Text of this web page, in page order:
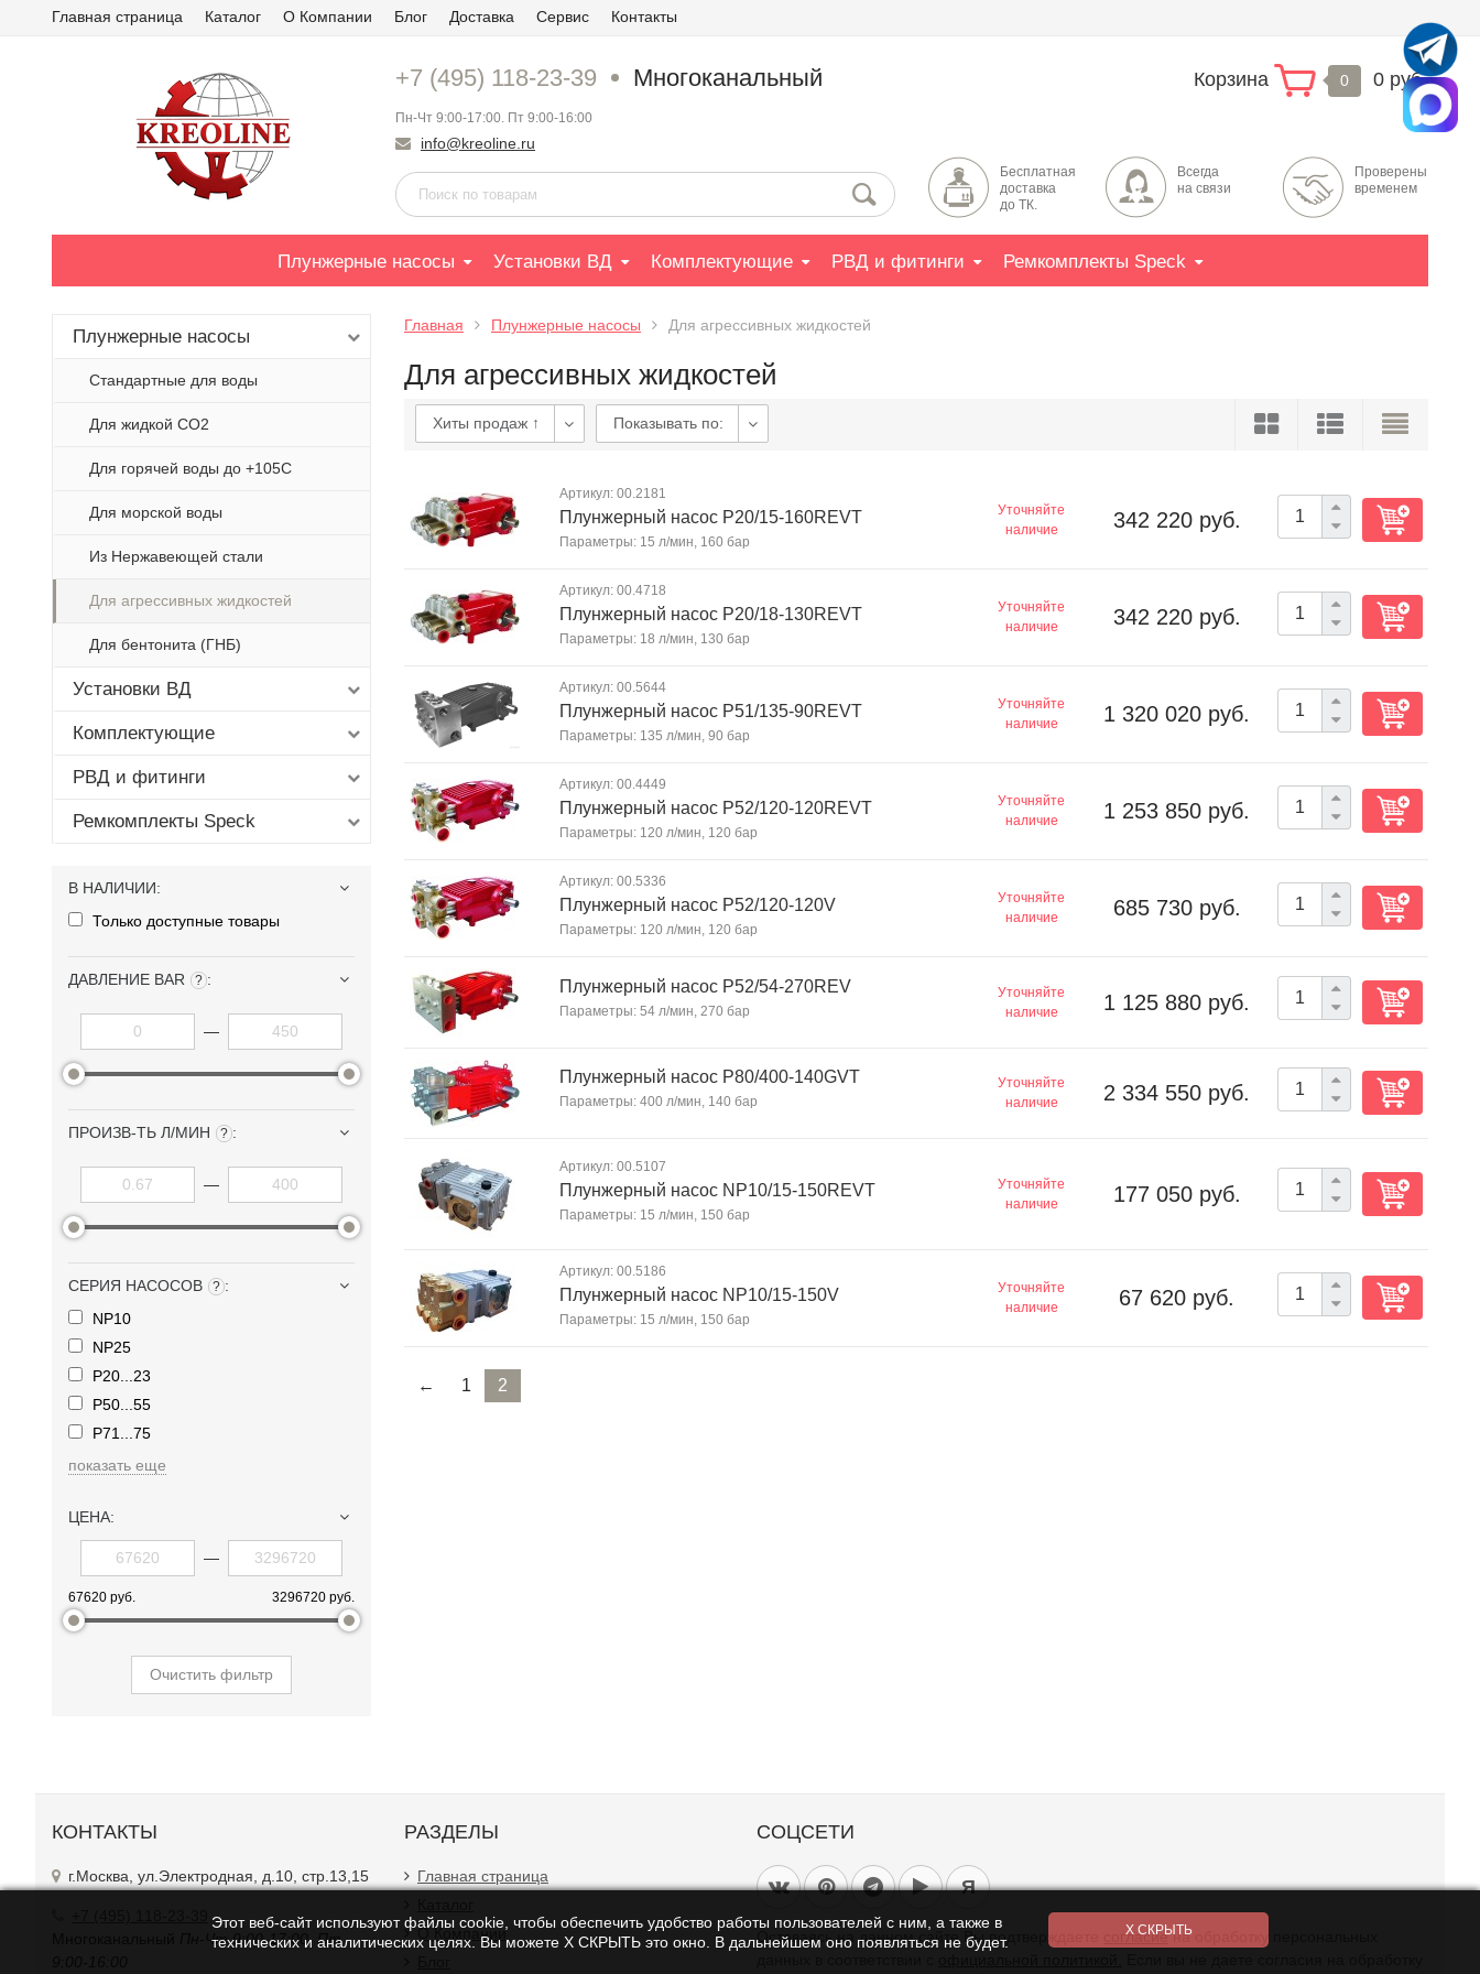
Главная страница Каталог О Компании Блог Доставка Сервис Контакты
+7 (495) 118-23-39 Многоканальный
Пн-Чт 9:00-17:00. Пт 9:00-16:00
info@kreoline.ru
Корзина 0 0 руб.
Бесплатная
доставка
до ТК.
Всегда
на связи
Проверены
временем
Плунжерные насосы Установки ВД Комплектующие РВД и фитинги Ремкомплекты Speck
Плунжерные насосы
Стандартные для воды
Для жидкой СО2
Для горячей воды до +105С
Для морской воды
Из Нержавеющей стали
Для агрессивных жидкостей
Для бентонита (ГНБ)
Установки ВД
Комплектующие
РВД и фитинги
Ремкомплекты Speck
В НАЛИЧИИ:
Только доступные товары
ДАВЛЕНИЕ BAR ? :
—
ПРОИЗВ-ТЬ Л/МИН ? :
—
СЕРИЯ НАСОСОВ ? :
NP10
NP25
P20...23
P50...55
P71...75
показать еще
ЦЕНА:
—
67620 руб. 3296720 руб.
Очистить фильтр
Главная Плунжерные насосы Для агрессивных жидкостей
Для агрессивных жидкостей
Хиты продаж ↑ Показывать по:
Артикул: 00.2181
Плунжерный насос P20/15-160REVT
Параметры: 15 л/мин, 160 бар
Уточняйте
наличие
342 220 руб.
Артикул: 00.4718
Плунжерный насос P20/18-130REVT
Параметры: 18 л/мин, 130 бар
Уточняйте
наличие
342 220 руб.
Артикул: 00.5644
Плунжерный насос P51/135-90REVT
Параметры: 135 л/мин, 90 бар
Уточняйте
наличие
1 320 020 руб.
Артикул: 00.4449
Плунжерный насос P52/120-120REVT
Параметры: 120 л/мин, 120 бар
Уточняйте
наличие
1 253 850 руб.
Артикул: 00.5336
Плунжерный насос P52/120-120V
Параметры: 120 л/мин, 120 бар
Уточняйте
наличие
685 730 руб.
Плунжерный насос P52/54-270REV
Параметры: 54 л/мин, 270 бар
Уточняйте
наличие
1 125 880 руб.
Плунжерный насос P80/400-140GVT
Параметры: 400 л/мин, 140 бар
Уточняйте
наличие
2 334 550 руб.
Артикул: 00.5107
Плунжерный насос NP10/15-150REVT
Параметры: 15 л/мин, 150 бар
Уточняйте
наличие
177 050 руб.
Артикул: 00.5186
Плунжерный насос NP10/15-150V
Параметры: 15 л/мин, 150 бар
Уточняйте
наличие
67 620 руб.
← 1 2
КОНТАКТЫ
г.Москва, ул.Электродная, д.10, стр.13,15
Пн-Чт 9:00-17:00. Пт
РАЗДЕЛЫ
Главная страница
О Компании
СОЦСЕТИ
Я
Оставаясь на данном сайте Вы подтверждаете согласиена обработку персональных
Этот веб-сайт используют файлы cookie, чтобы обеспечить удобство работы пользователей с ним, а также в
технических и аналитических целях. Вы можете Х СКРЫТЬ это окно. В дальнейшем оно появляться не будет.